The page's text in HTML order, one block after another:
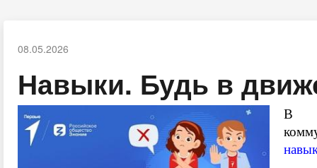
08.05.2026
Навыки. Будь в
️В